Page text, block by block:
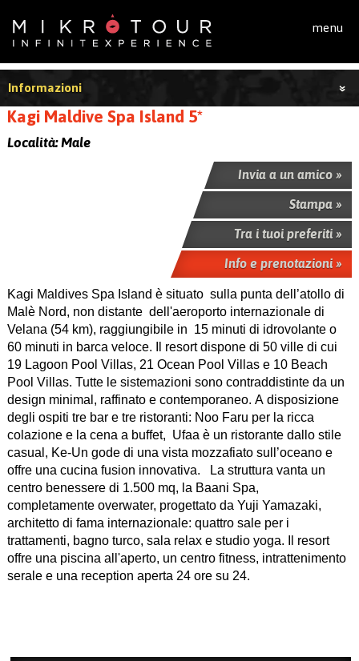
menu
Informazioni
Kagi Maldive Spa Island 5*
Località:Male
Invia a un amico »
Stampa »
Tra i tuoi preferiti »
Info e prenotazioni »
Kagi Maldives Spa Island è situato sulla punta dell’atollo di
Malè Nord, non distante dell'aeroporto internazionale di
Velana (54 km), raggiungibile in 15 minuti di idrovolante o
60 minuti in barca veloce. Il resort dispone di 50 ville di cui
19 Lagoon Pool Villas, 21 Ocean Pool Villas e 10 Beach
Pool Villas. Tutte le sistemazioni sono contraddistinte da un
design minimal, raffinato e contemporaneo. A disposizione
degli ospiti tre bar e tre ristoranti: Noo Faru per la ricca
colazione e la cena a buffet, Ufaa è un ristorante dallo stile
casual, Ke-Un gode di una vista mozzafiato sull’oceano e
offre una cucina fusion innovativa. La struttura vanta un
centro benessere di 1.500 mq, la Baani Spa,
completamente overwater, progettato da Yuji Yamazaki,
architetto di fama internazionale: quattro sale per i
trattamenti, bagno turco, sala relax e studio yoga. Il resort
offre una piscina all'aperto, un centro fitness, intrattenimento
serale e una reception aperta 24 ore su 24.